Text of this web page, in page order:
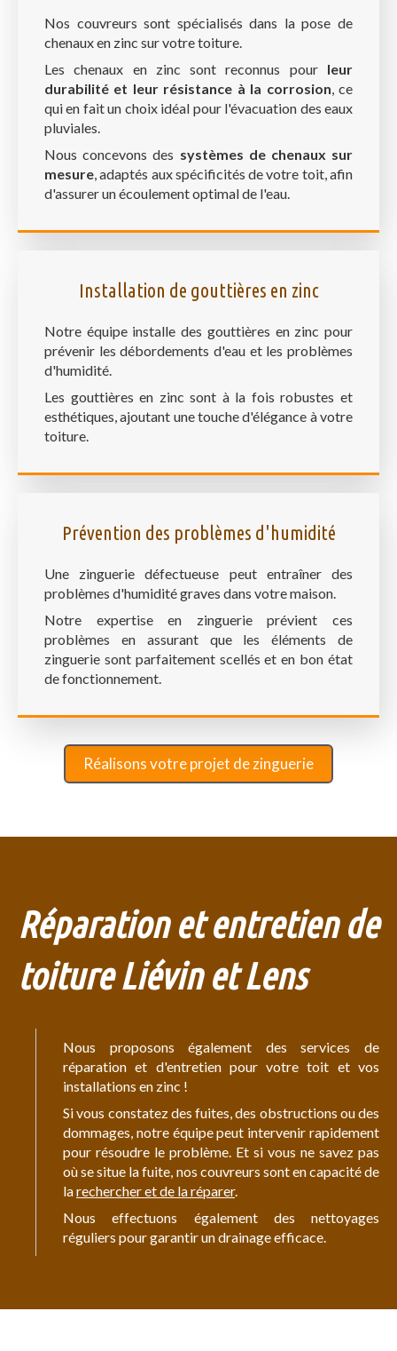
Nos couvreurs sont spécialisés dans la pose de
chenaux en zinc sur votre toiture.
Les chenaux en zinc sont reconnus pour leur
durabilité et leur résistance à la corrosion , ce
qui en fait un choix idéal pour l'évacuation des eaux
pluviales.
Nous concevons des systèmes de chenaux sur
mesure , adaptés aux spécificités de votre toit, afin
d'assurer un écoulement optimal de l'eau.
Installation de gouttières en zinc
Notre équipe installe des gouttières en zinc pour
prévenir les débordements d'eau et les problèmes
d'humidité.
Les gouttières en zinc sont à la fois robustes et
esthétiques, ajoutant une touche d'élégance à votre
toiture.
Prévention des problèmes d'humidité
Une zinguerie défectueuse peut entraîner des
problèmes d'humidité graves dans votre maison.
Notre expertise en zinguerie prévient ces
problèmes en assurant que les éléments de
zinguerie sont parfaitement scellés et en bon état
de fonctionnement.
Réalisons votre projet de zinguerie
Réparation et entretien de
toiture Liévin et Lens
Nous proposons également des services de
réparation et d'entretien pour votre toit et vos
installations en zinc !
Si vous constatez des fuites, des obstructions ou des
dommages, notre équipe peut intervenir rapidement
pour résoudre le problème. Et si vous ne savez pas
où se situe la fuite, nos couvreurs sont en capacité de
larechercher et de la réparer.
Nous effectuons également des nettoyages
réguliers pour garantir un drainage efficace.